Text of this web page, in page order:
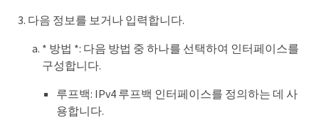
다음 정보를 보거나 입력합니다.
* 방법 *: 다음 방법 중 하나를 선택하여 인터페이스를
구성합니다.
루프백: IPv4 루프백 인터페이스를 정의하는 데 사
용합니다.